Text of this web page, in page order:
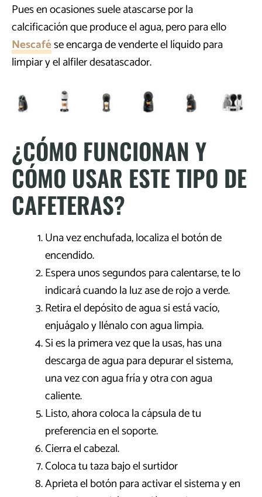
Pues en ocasiones suele atascarse por la
calcificación que produce el agua, pero para ello
Nescafése encarga de venderte el líquido para
limpiar y el alfiler desatascador.
¿CÓMO FUNCIONAN Y
CÓMO USAR ESTE TIPO DE
CAFETERAS?
Una vez enchufada, localiza el botón de
encendido.
Espera unos segundos para calentarse, te lo
indicará cuando la luz ase de rojo a verde.
Retira el depósito de agua si está vacío,
enjuágalo y llénalo con agua limpia.
Si es la primera vez que la usas, has una
descarga de agua para depurar el sistema,
una vez con agua fría y otra con agua
caliente.
Listo, ahora coloca la cápsula de tu
preferencia en el soporte.
Cierra el cabezal.
Coloca tu taza bajo el surtidor
Aprieta el botón para activar el sistema y en